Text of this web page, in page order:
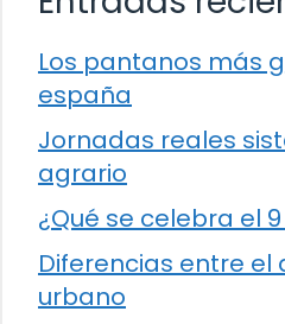
Los pantanos más
españa
Jornadas reales
agrario
¿Qué se celebra el
Diferencias entre
urbano